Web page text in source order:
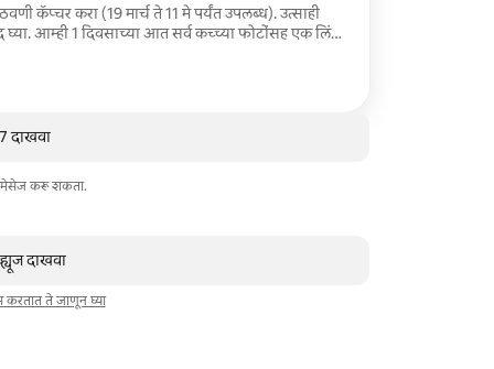
कॅप्चर करा (19 मार्च ते 11 मे पर्यंत उपलब्ध). उत्साही
आम्ही 1 दिवसाच्या आत सर्व कच्च्या फोटोंसह एक लिंक
दाखवा
मेसेज करू शकता.
दाखवा
करतात ते जाणून घ्या